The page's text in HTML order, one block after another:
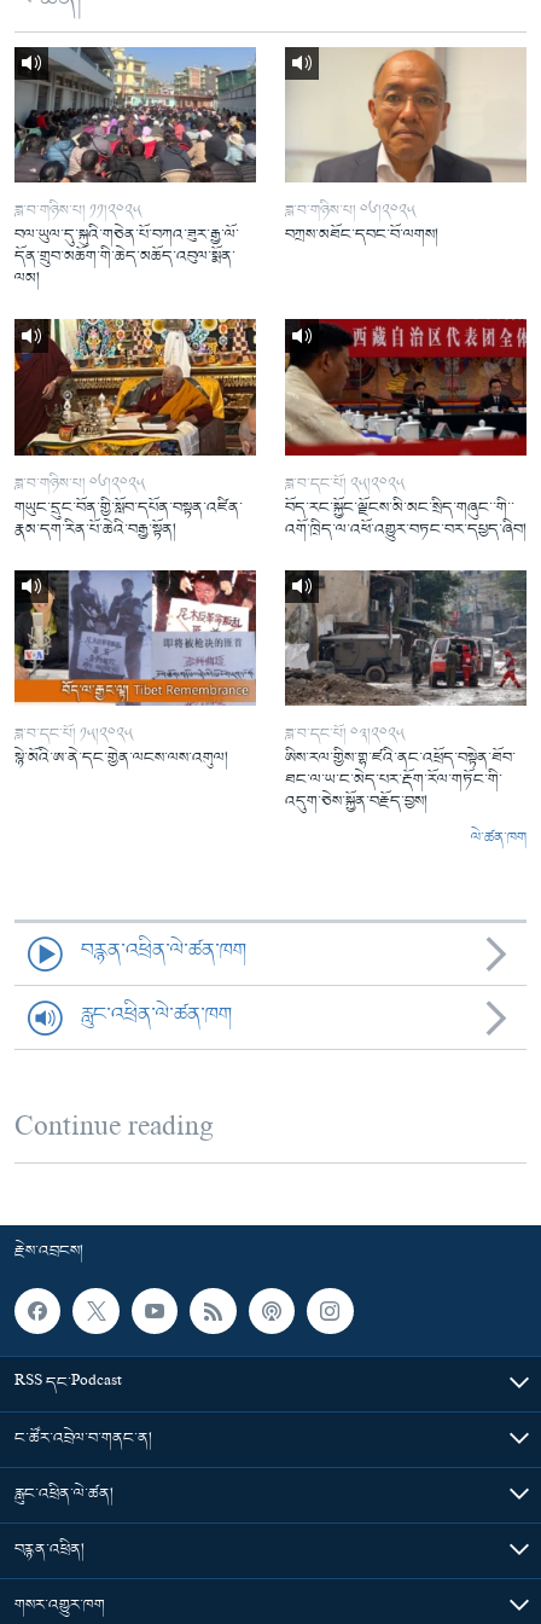
ཟླ་བ་གཉིས་པ། ༡༡།༢༠༢༥
བལ་ཡུལ་དུ་སྐུའི་གཅེན་པོ་བཀའ་ཟུར་རྒྱ་ལོ་
དོན་གྲུབ་མཆོག་གི་ཆེད་མཆོད་འབུལ་སྨོན་
ལམ།
ཟླ་བ་གཉིས་པ། ༠༦།༢༠༢༥
བཀྲས་མཐོང་དབང་བོ་ལགས།
ཟླ་བ་གཉིས་པ། ༠༦།༢༠༢༥
གཡུང་དྲུང་བོན་གྱི་སློབ་དཔོན་བསྟན་འཛིན་
རྣམ་དག་རིན་པོ་ཆེའི་བརྒྱ་སྟོན།
ཟླ་བ་དང་པོ། ༢༥།༢༠༢༥
བོད་རང་སྐྱོང་ལྗོངས་མི་མང་སྲིད་གཞུང་་གི་་
འགོ་ཁྲིད་ལ་འཕོ་འགྱུར་བཏང་བར་དཔྱད་ཞིབ།
ཟླ་བ་དང་པོ། ༡༥།༢༠༢༥
སྙེ་མོའི་ཨ་ནེ་དང་གྱེན་ལངས་ལས་འགུལ།
ཟླ་བ་དང་པོ། ༠༣།༢༠༢༥
ཨིས་རལ་གྱིས་གྷ་ཛའི་ནང་འཕྲོད་བསྟེན་ཐོབ་
ཐང་ལ་ཡ་ང་མེད་པར་རྡོག་རོལ་གཏོང་གི་
འདུག་ཅེས་སྐྱོན་བརྗོད་བྱས།
ལེ་ཚན་ཁག
བརྙན་འཕྲིན་ལེ་ཚན་ཁག
རླུང་འཕྲིན་ལེ་ཚན་ཁག
Continue reading
རྗེས་འབྲངས།
RSS དང་Podcast
ང་ཚོར་འབྲེལ་བ་གནང་ན།
རླུང་འཕྲིན་ལེ་ཚན།
བརྙན་འཕྲིན།
གསར་འགྱུར་ཁག